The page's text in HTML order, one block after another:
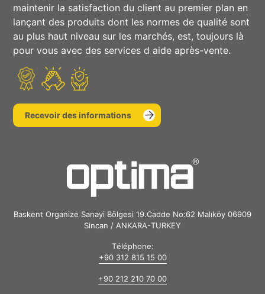
maintenir la satisfaction du client au premier plan en
lançant des produits dont les normes de qualité sont
au plus haut niveau sur les marchés, est, toujours là
pour vous avec des services d aide après-vente.
Recevoir des informations
Baskent Organize Sanayi Bölgesi 19.Cadde No:62 Malıköy 06909
Sincan / ANKARA-TURKEY
Téléphone:
+90 312 815 15 00
+90 212 210 70 00